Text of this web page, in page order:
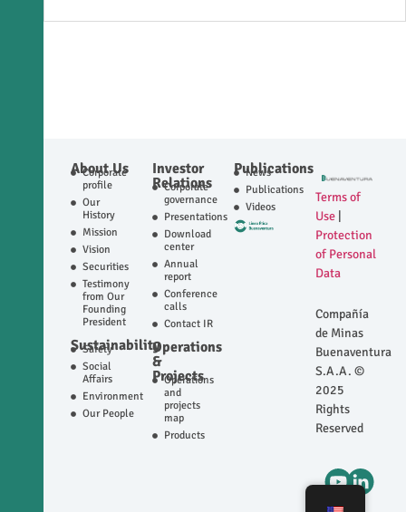
About Us
Corporate
profile
Our
History
Mission
Vision
Securities
Testimony
from Our
Founding
President
Sustainability
Safety
Social
Affairs
Environment
Our People
Investor
Relations
Corporate
governance
Presentations
Download
center
Annual
report
Conference
calls
Contact IR
Operations
&
Projects
Operations
and
projects
map
Products
Publications
News
Publications
Videos
Terms of
Use
Protection
of Personal
Data
Compañía
de Minas
Buenaventura
S.A.A. ©
2025
Rights
Reserved